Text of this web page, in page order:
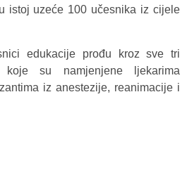
istoj uzeće 100 učesnika iz cijele
edukacije prođu kroz sve tri
koje su namjenjene ljekarima
iz anestezije, reanimacije i